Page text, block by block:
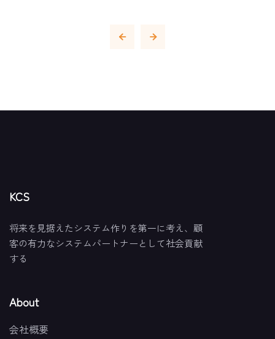
KCS
将来を見据えたシステム作りを第一に考え、顧
客の有力なシステムパートナーとして社会貢献
する
About
会社概要